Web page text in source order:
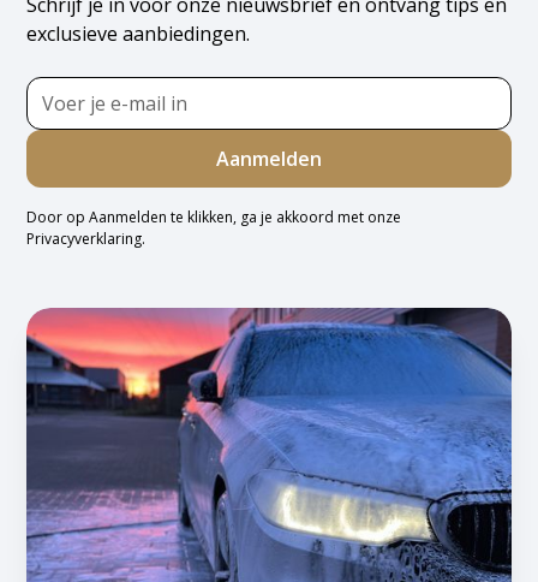
Schrijf je in voor onze nieuwsbrief en ontvang tips en
exclusieve aanbiedingen.
Door op Aanmelden te klikken, ga je akkoord met onze
Privacyverklaring.